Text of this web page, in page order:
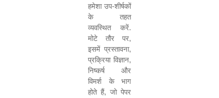
हमेशा उप-शीर्षकों
के तहत
व्यवस्थित करें.
मोटे तौर पर,
इसमें प्रस्तावना,
प्रक्रिया विज्ञान,
निष्कर्ष और
विमर्श के भाग
होते हैं, जो पेपर